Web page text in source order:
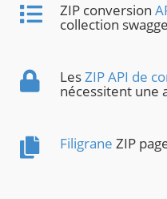
ZIP conversion
collection
LesZIP API de
nécessitent une
Filigrane ZIP